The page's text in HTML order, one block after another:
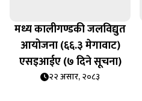
मध्य कालीगण्डकी जलविद्युत
आयोजना (६६.३ मेगावाट)
एसइआईए (७ दिने सूचना)
२२ असार, २०८३